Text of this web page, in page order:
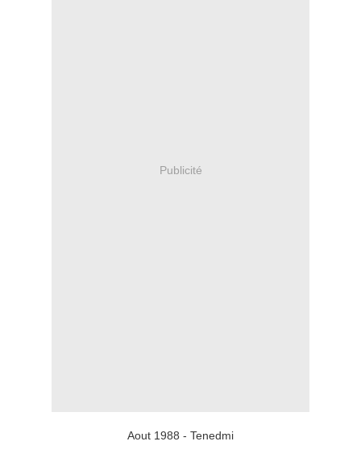
Publicité
Aout 1988 - Tenedmi